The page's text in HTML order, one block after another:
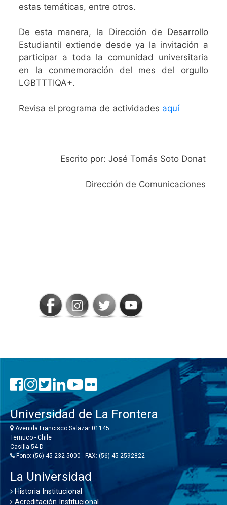
estas temáticas, entre otros.
De esta manera, la Dirección de Desarrollo
Estudiantil extiende desde ya la invitación a
participar a toda la comunidad universitaria
en la conmemoración del mes del orgullo
LGBTTTIQA+.
Revisa el programa de actividades aquí
Escrito por: José Tomás Soto Donat
Dirección de Comunicaciones
Universidad de La Frontera
Avenida Francisco Salazar 01145
Temuco - Chile
Casilla 54-D
Fono: (56) 45 232 5000 - FAX: (56) 45 2592822
La Universidad
Historia Institucional
Acreditación Institucional